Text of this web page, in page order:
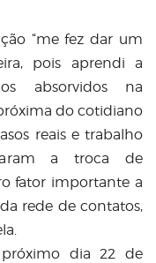
“me fez dar um
pois aprendi a
absorvidos na
do cotidiano
reais e trabalho
a troca de
fator importante a
rede de contatos,
dia 22 de